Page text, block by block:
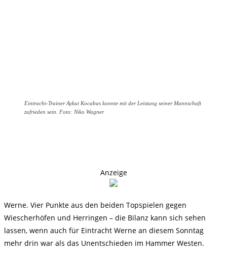
Eintracht-Trainer Aykut Kocabas konnte mit der Leistung seiner Mannschaft
zufrieden sein. Foto: Niko Wagner
Anzeige
Werne. Vier Punkte aus den beiden Topspielen gegen
Wiescherhöfen und Herringen – die Bilanz kann sich sehen
lassen, wenn auch für Eintracht Werne an diesem Sonntag
mehr drin war als das Unentschieden im Hammer Westen.